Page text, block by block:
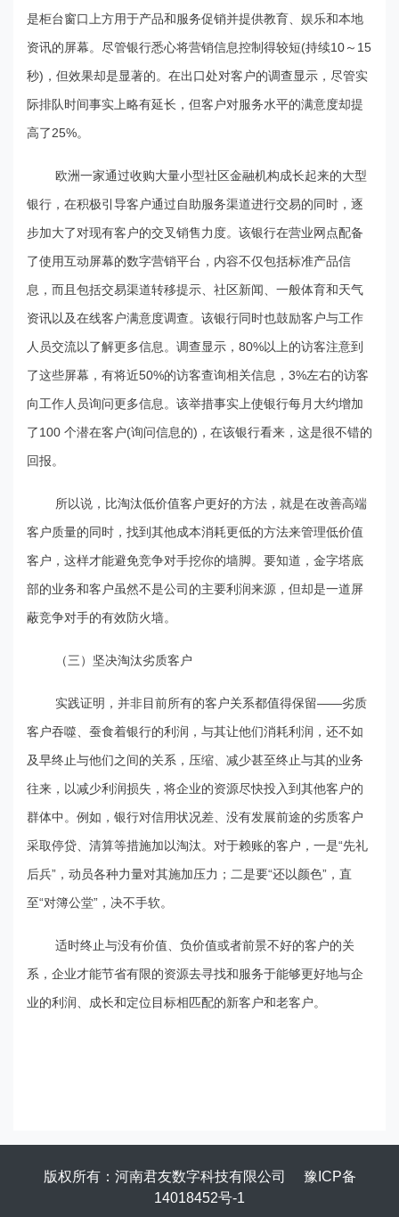
是柜台窗口上方用于产品和服务促销并提供教育、娱乐和本地
资讯的屏幕。尽管银行悉心将营销信息控制得较短(持续10～15
秒)，但效果却是显著的。在出口处对客户的调查显示，尽管实
际排队时间事实上略有延长，但客户对服务水平的满意度却提
高了25%。
欧洲一家通过收购大量小型社区金融机构成长起来的大型
银行，在积极引导客户通过自助服务渠道进行交易的同时，逐
步加大了对现有客户的交叉销售力度。该银行在营业网点配备
了使用互动屏幕的数字营销平台，内容不仅包括标准产品信
息，而且包括交易渠道转移提示、社区新闻、一般体育和天气
资讯以及在线客户满意度调查。该银行同时也鼓励客户与工作
人员交流以了解更多信息。调查显示，80%以上的访客注意到
了这些屏幕，有将近50%的访客查询相关信息，3%左右的访客
向工作人员询问更多信息。该举措事实上使银行每月大约增加
了100 个潜在客户(询问信息的)，在该银行看来，这是很不错的
回报。
所以说，比淘汰低价值客户更好的方法，就是在改善高端
客户质量的同时，找到其他成本消耗更低的方法来管理低价值
客户，这样才能避免竞争对手挖你的墙脚。要知道，金字塔底
部的业务和客户虽然不是公司的主要利润来源，但却是一道屏
蔽竞争对手的有效防火墙。
（三）坚决淘汰劣质客户
实践证明，并非目前所有的客户关系都值得保留——劣质
客户吞噬、蚕食着银行的利润，与其让他们消耗利润，还不如
及早终止与他们之间的关系，压缩、减少甚至终止与其的业务
往来，以减少利润损失，将企业的资源尽快投入到其他客户的
群体中。例如，银行对信用状况差、没有发展前途的劣质客户
采取停贷、清算等措施加以淘汰。对于赖账的客户，一是“先礼
后兵”，动员各种力量对其施加压力；二是要“还以颜色”，直
至“对簿公堂”，决不手软。
适时终止与没有价值、负价值或者前景不好的客户的关
系，企业才能节省有限的资源去寻找和服务于能够更好地与企
业的利润、成长和定位目标相匹配的新客户和老客户。
版权所有：河南君友数字科技有限公司 豫ICP备
14018452号-1